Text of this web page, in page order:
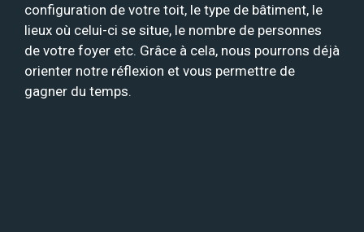
configuration de votre toit, le type de bâtiment, le
lieux où celui-ci se situe, le nombre de personnes
de votre foyer etc. Grâce à cela, nous pourrons déjà
orienter notre réflexion et vous permettre de
gagner du temps.